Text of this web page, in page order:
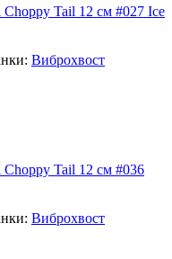
Tail 12 см #027 Ice
Виброхвост
Tail 12 см #036
Виброхвост